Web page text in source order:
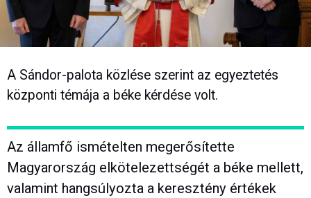
A Sándor-palota közlése szerint az egyeztetés
központi témája a béke kérdése volt.
Az államfő ismételten megerősítette
Magyarország elkötelezettségét a béke mellett,
valamint hangsúlyozta a keresztény értékek